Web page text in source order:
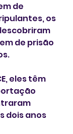
de
os
de prisão
eles têm
dois anos